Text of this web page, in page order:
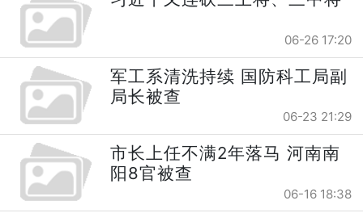
06-26 17:20
军工系清洗持续 国防科工局副
局长被查
06-23 21:29
市长上任不满2年落马 河南南
阳8官被查
06-16 18:38